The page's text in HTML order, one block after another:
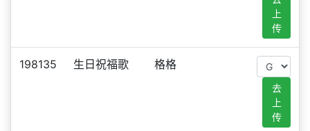
上
传
198135 生日祝福歌 格格
去
上
传